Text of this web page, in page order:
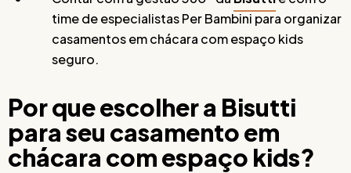
time de especialistas Per Bambini para organizar
casamentos em chácara com espaço kids
seguro.
Por que escolher a Bisutti
para seu casamento em
chácara com espaço kids?